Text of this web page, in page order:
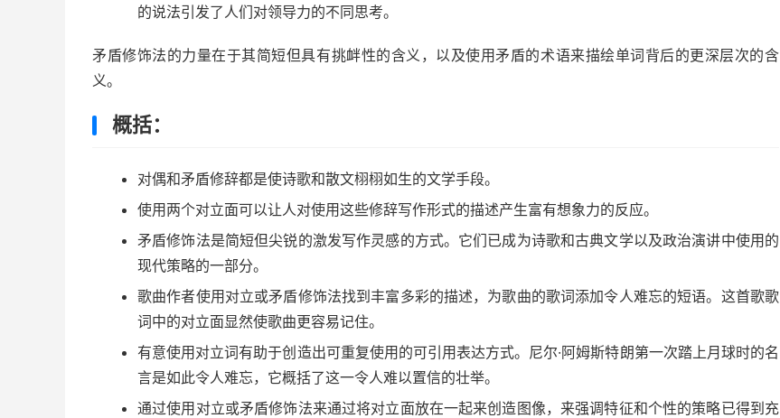
的说法引发了人们对领导力的不同思考。
矛盾修饰法的力量在于其简短但具有挑衅性的含义，以及使用矛盾的术语来描绘单词背后的更深层次的含
义。
概括：
对偶和矛盾修辞都是使诗歌和散文栩栩如生的文学手段。
使用两个对立面可以让人对使用这些修辞写作形式的描述产生富有想象力的反应。
矛盾修饰法是简短但尖锐的激发写作灵感的方式。它们已成为诗歌和古典文学以及政治演讲中使用的
现代策略的一部分。
歌曲作者使用对立或矛盾修饰法找到丰富多彩的描述，为歌曲的歌词添加令人难忘的短语。这首歌歌
词中的对立面显然使歌曲更容易记住。
有意使用对立词有助于创造出可重复使用的可引用表达方式。尼尔·阿姆斯特朗第一次踏上月球时的名
言是如此令人难忘，它概括了这一令人难以置信的壮举。
通过使用对立或矛盾修饰法来通过将对立面放在一起来创造图像，来强调特征和个性的策略已得到充